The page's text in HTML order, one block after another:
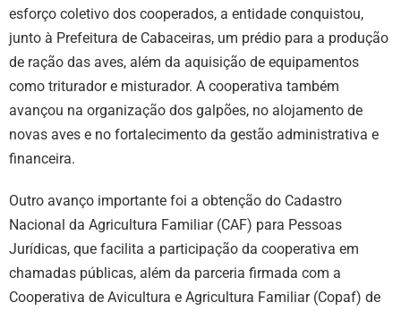
esforço coletivo dos cooperados, a entidade conquistou,
junto à Prefeitura de Cabaceiras, um prédio para a produção
de ração das aves, além da aquisição de equipamentos
como triturador e misturador. A cooperativa também
avançou na organização dos galpões, no alojamento de
novas aves e no fortalecimento da gestão administrativa e
financeira.
Outro avanço importante foi a obtenção do Cadastro
Nacional da Agricultura Familiar (CAF) para Pessoas
Jurídicas, que facilita a participação da cooperativa em
chamadas públicas, além da parceria firmada com a
Cooperativa de Avicultura e Agricultura Familiar (Copaf) de